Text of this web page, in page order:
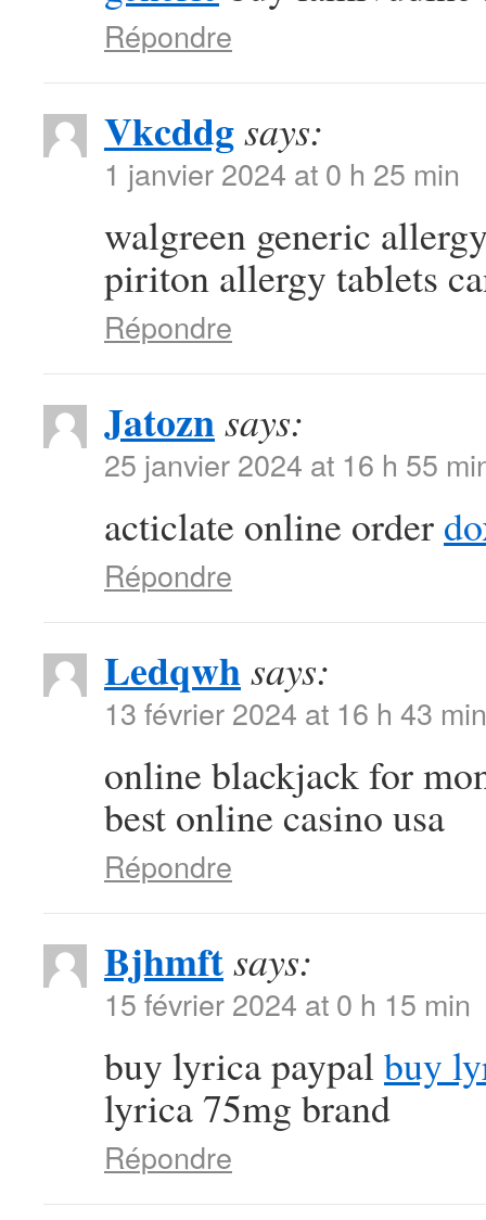
Répondre
Vkcddgsays:
1 janvier 2024 at 0 h 25 min
walgreen generic
piriton allergy tablets
Répondre
Jatoznsays:
25 janvier 2024 at 16 h 55
acticlate online order
Répondre
Ledqwhsays:
13 février 2024 at 16 h 43 min
online blackjack for
best online casino usa
Répondre
Bjhmftsays:
15 février 2024 at 0 h 15 min
buy lyrica paypalbuy
lyrica 75mg brand
Répondre